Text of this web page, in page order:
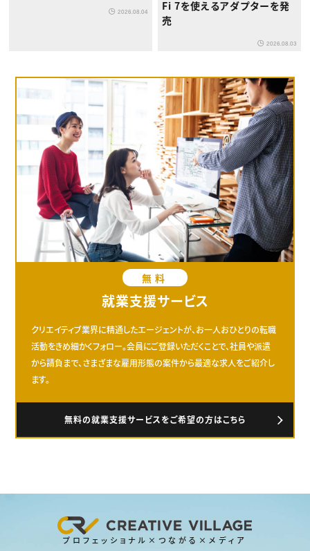
2026.08.04
Fi 7を使えるアダプターを発
売
2026.08.03
無料
就業支援サービス
クリエイティブ業界に精通したエージェントが、お一人おひとりの転職
活動をきめ細かくフォロー。会員にご登録いただくことで、社員や派遣
から請負まで、さまざまな雇用形態の案件から最適な求人をご紹介し
ます。
無料の就業支援サービスをご希望の方はこちら
プロフェッショナル×つながる×メディア